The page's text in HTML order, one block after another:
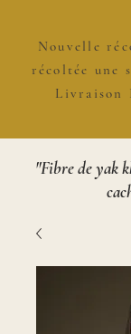
Nouvelle
récoltée une
Livraison
"Fibre de yak